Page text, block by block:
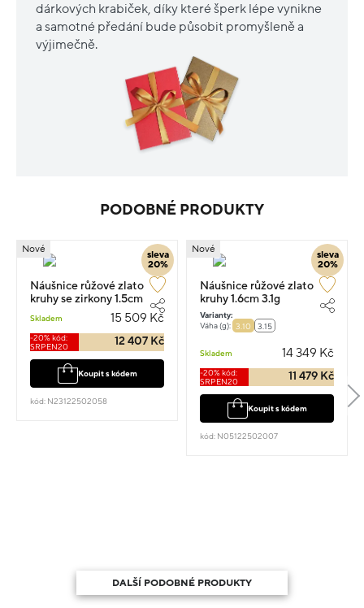
dárkových krabiček, díky které šperk lépe vynikne
a samotné předání bude působit promyšleně a
výjimečně.
PODOBNÉ PRODUKTY
sleva
20%
Nové
Náušnice růžové zlato
kruhy se zirkony 1.5cm
Skladem 15 509 Kč
-20% kód:
SRPEN20
12 407 Kč
Koupit s kódem
kód: N23122502058
sleva
20%
Nové
Náušnice růžové zlato
kruhy 1.6cm 3.1g
Varianty:
Váha (g): 3.10 3.15
Skladem 14 349 Kč
-20% kód:
SRPEN20
11 479 Kč
Koupit s kódem
kód: N05122502007
DALŠÍ PODOBNÉ PRODUKTY